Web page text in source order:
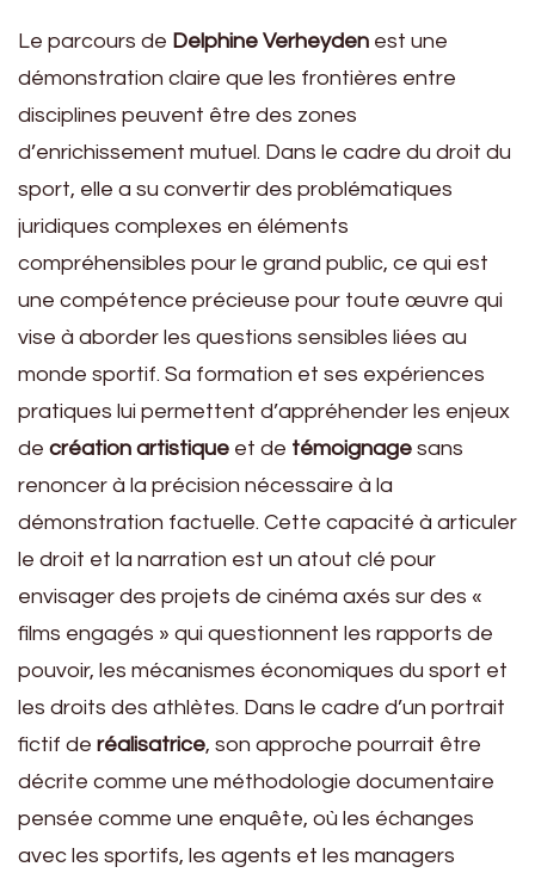
Le parcours de Delphine Verheyden est une
démonstration claire que les frontières entre
disciplines peuvent être des zones
d’enrichissement mutuel. Dans le cadre du droit du
sport, elle a su convertir des problématiques
juridiques complexes en éléments
compréhensibles pour le grand public, ce qui est
une compétence précieuse pour toute œuvre qui
vise à aborder les questions sensibles liées au
monde sportif. Sa formation et ses expériences
pratiques lui permettent d’appréhender les enjeux
de création artistique et de témoignage sans
renoncer à la précision nécessaire à la
démonstration factuelle. Cette capacité à articuler
le droit et la narration est un atout clé pour
envisager des projets de cinéma axés sur des «
films engagés » qui questionnent les rapports de
pouvoir, les mécanismes économiques du sport et
les droits des athlètes. Dans le cadre d’un portrait
fictif de réalisatrice, son approche pourrait être
décrite comme une méthodologie documentaire
pensée comme une enquête, où les échanges
avec les sportifs, les agents et les managers